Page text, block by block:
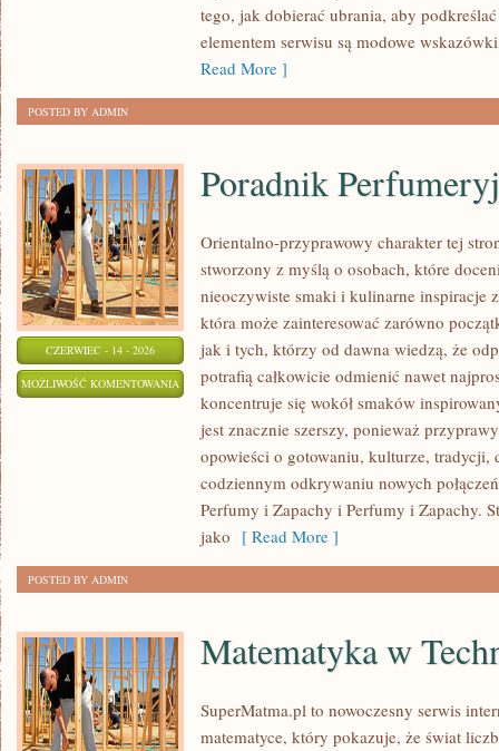
tego, jak dobierać ubrania, aby
elementem serwisu są modowe
Read More ]
POSTED BY ADMIN
CZERWIEC - 14 - 2026
MOŻLIWOŚĆ KOMENTOWANIA PORADNIK
PERFUMERYJNY
Poradnik
Orientalno-przyprawowy charakter tej
stworzony z myślą o osobach, które
nieoczywiste smaki i kulinarne inspiracje
która może zainteresować zarówno
jak i tych, którzy od dawna wiedzą, że
potrafią całkowicie odmienić nawet
koncentruje się wokół smaków
jest znacznie szerszy, ponieważ
opowieści o gotowaniu, kulturze, tradycji,
codziennym odkrywaniu nowych
Perfumy i Zapachy i Perfumy i Zapachy.
jako [ Read More ]
POSTED BY ADMIN
Matematyka w
SuperMatma.pl to nowoczesny serwis
matematyce, który pokazuje, że świat